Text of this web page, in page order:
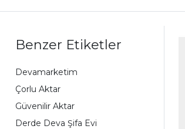
Benzer Etiketler
Devamarketim
Çorlu Aktar
Güvenilir Aktar
Derde Deva Şifa Evi